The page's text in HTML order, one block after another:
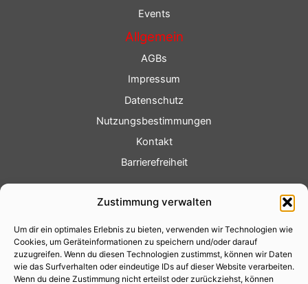
Zustimmung verwalten
Um dir ein optimales Erlebnis zu bieten, verwenden wir Technologien wie
Cookies, um Geräteinformationen zu speichern und/oder darauf
zuzugreifen. Wenn du diesen Technologien zustimmst, können wir Daten
wie das Surfverhalten oder eindeutige IDs auf dieser Website verarbeiten.
Wenn du deine Zustimmung nicht erteilst oder zurückziehst, können
Events
Allgemein
AGBs
Impressum
Datenschutz
Nutzungsbestimmungen
Kontakt
Barrierefreiheit
Fotoservice
Videoservice
Werbung
Contenterstellung